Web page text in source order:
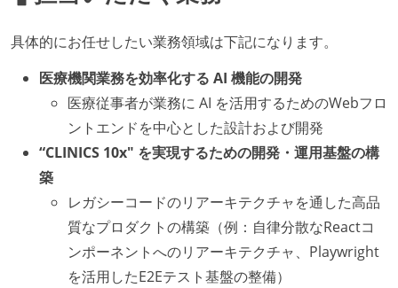
具体的にお任せしたい業務領域は下記になります。
医療機関業務を効率化する AI 機能の開発
医療従事者が業務に AI を活用するためのWebフロ
ントエンドを中心とした設計および開発
“CLINICS 10x" を実現するための開発・運用基盤の構
築
レガシーコードのリアーキテクチャを通した高品
質なプロダクトの構築（例：自律分散なReactコ
ンポーネントへのリアーキテクチャ、Playwright
を活用したE2Eテスト基盤の整備）